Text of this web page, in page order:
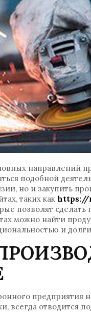
направлений
подобной
но и закупить
таких как https://
позволят сделать
можно найти
и
всегда отводится